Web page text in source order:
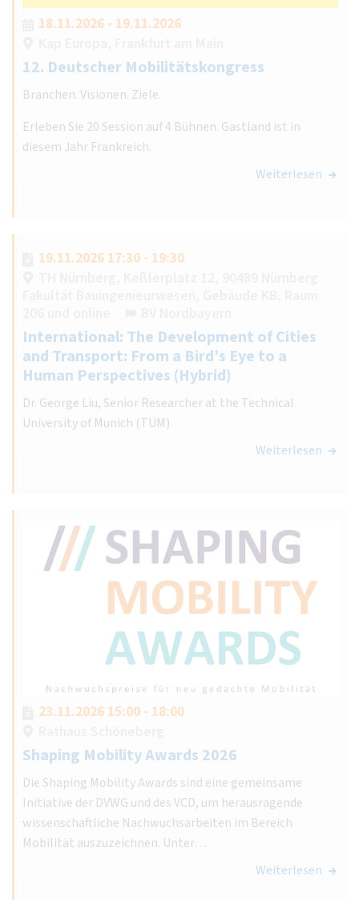
18.11.2026 - 19.11.2026
12. Deutscher Mobilitätskongress
Branchen. Visionen. Ziele.
Erleben Sie 20 Session auf 4 Bühnen. Gastland ist in
diesem Jahr Frankreich.
Weiterlesen
19.11.2026 17:30 - 19:30
International: The Development of Cities
and Transport: From a Bird’s Eye to a
Human Perspectives (Hybrid)
Dr. George Liu, Senior Researcher at the Technical
University of Munich (TUM)
Weiterlesen
23.11.2026 15:00 - 18:00
Shaping Mobility Awards 2026
Die Shaping Mobility Awards sind eine gemeinsame
Initiative der DVWG und des VCD, um herausragende
wissenschaftliche Nachwuchsarbeiten im Bereich
Mobilität auszuzeichnen. Unter…
Weiterlesen